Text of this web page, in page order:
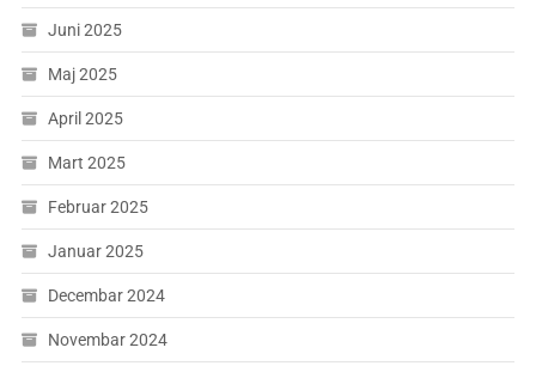
Juni 2025
Maj 2025
April 2025
Mart 2025
Februar 2025
Januar 2025
Decembar 2024
Novembar 2024